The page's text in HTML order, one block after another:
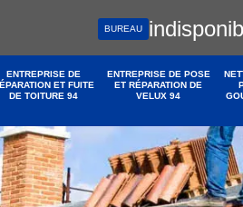
BUREAU
ENTREPRISE DE
ET FUITE
DE TOITURE 94
ENTREPRISE DE POSE
ET RÉPARATION DE
VELUX 94